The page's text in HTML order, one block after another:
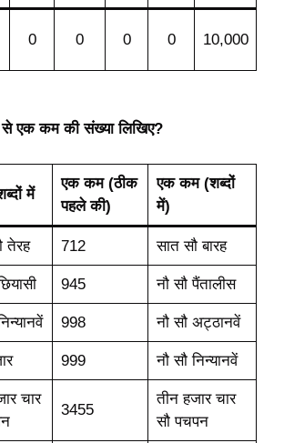
0 0 0 0 10,000
से एक कम की संख्या लिखिए?
में
एक कम (ठीक
पहले की)
एक कम (शब्दों
में)
तेरह 712 सात सौ बारह
945 नौ सौ पैंतालीस
998 नौ सौ अट्ठानवें
999 नौ सौ निन्यानवें
चार
3455
तीन हजार चार
सौ पचपन